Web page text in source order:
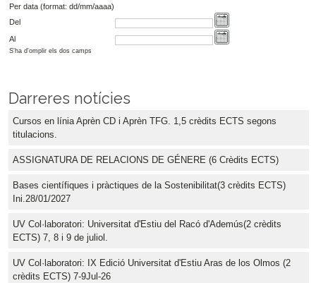
Per data (format: dd/mm/aaaa)
Del
Al
S'ha d'omplir els dos camps
Darreres notícies
Cursos en línia Aprèn CD i Aprèn TFG. 1,5 crèdits ECTS segons
titulacions.
ASSIGNATURA DE RELACIONS DE GÉNERE (6 Crèdits ECTS)
Bases científiques i pràctiques de la Sostenibilitat(3 crèdits ECTS)
Ini.28/01/2027
UV Col·laboratori: Universitat d'Estiu del Racó d'Ademús(2 crèdits
ECTS) 7, 8 i 9 de juliol.
UV Col·laboratori: IX Edició Universitat d'Estiu Aras de los Olmos (2
crèdits ECTS) 7-9Jul-26